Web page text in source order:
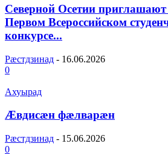
Северной Осетии приглашают
Первом Всероссийском
конкурсе...
Рæстдзинад - 16.06.2026
0
Ахуырад
Æвдисæн фæлварæн
Рæстдзинад - 15.06.2026
0